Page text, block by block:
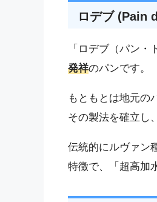
ロデブ (Pain
「ロデブ（パン・
発祥のパンです。
もともとは地元の
その製法を確立し
伝統的にルヴァン
特徴で、「超高加